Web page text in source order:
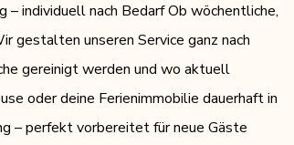
individuell nach Bedarf Ob wöchentliche,
gestalten unseren Service ganz nach
gereinigt werden und wo aktuell
oder deine Ferienimmobilie dauerhaft in
– perfekt vorbereitet für neue Gäste